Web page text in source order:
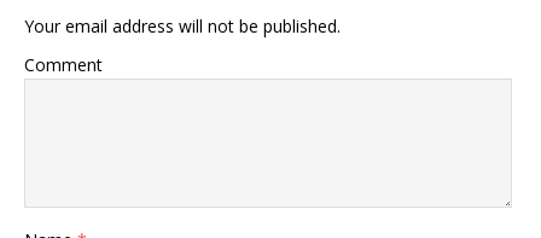
Your email address will not be published.
Comment